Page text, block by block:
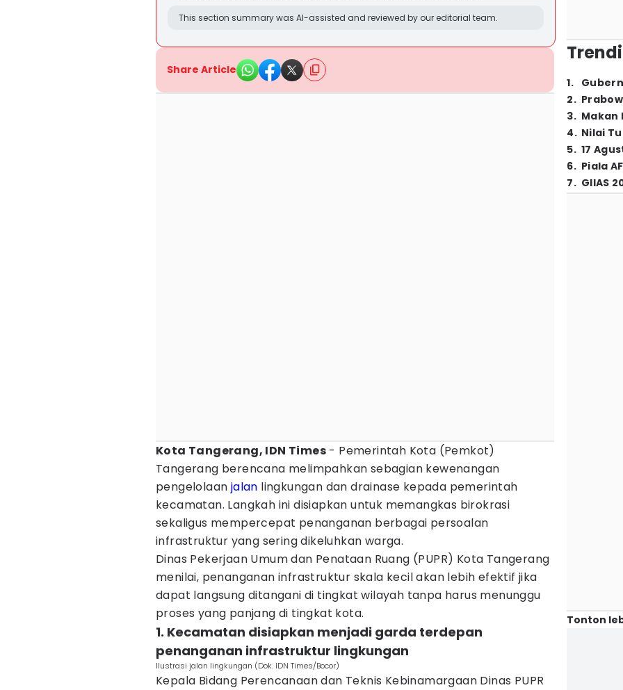
This section summary was AI-assisted and reviewed by our editorial team.
Share Article
Kota Tangerang, IDN Times - Pemerintah Kota (Pemkot)
Tangerang berencana melimpahkan sebagian kewenangan
pengelolaan jalan lingkungan dan drainase kepada pemerintah
kecamatan. Langkah ini disiapkan untuk memangkas birokrasi
sekaligus mempercepat penanganan berbagai persoalan
infrastruktur yang sering dikeluhkan warga.
Dinas Pekerjaan Umum dan Penataan Ruang (PUPR) Kota Tangerang
menilai, penanganan infrastruktur skala kecil akan lebih efektif jika
dapat langsung ditangani di tingkat wilayah tanpa harus menunggu
proses yang panjang di tingkat kota.
1. Kecamatan disiapkan menjadi garda terdepan
penanganan infrastruktur lingkungan
Ilustrasi jalan lingkungan (Dok. IDN Times/Bocor)
Kepala Bidang Perencanaan dan Teknis Kebinamargaan Dinas PUPR
1.
2.
3. Makan
4. Nilai
5. 17
6. Piala
7. GIIAS
Tonton